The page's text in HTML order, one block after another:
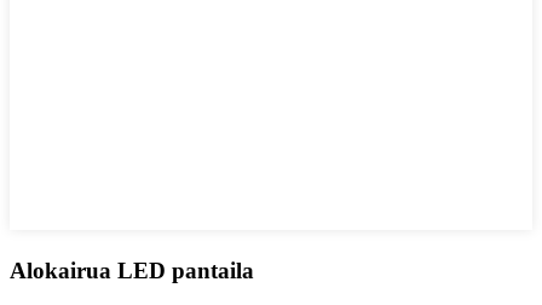
Alokairua LED pantaila